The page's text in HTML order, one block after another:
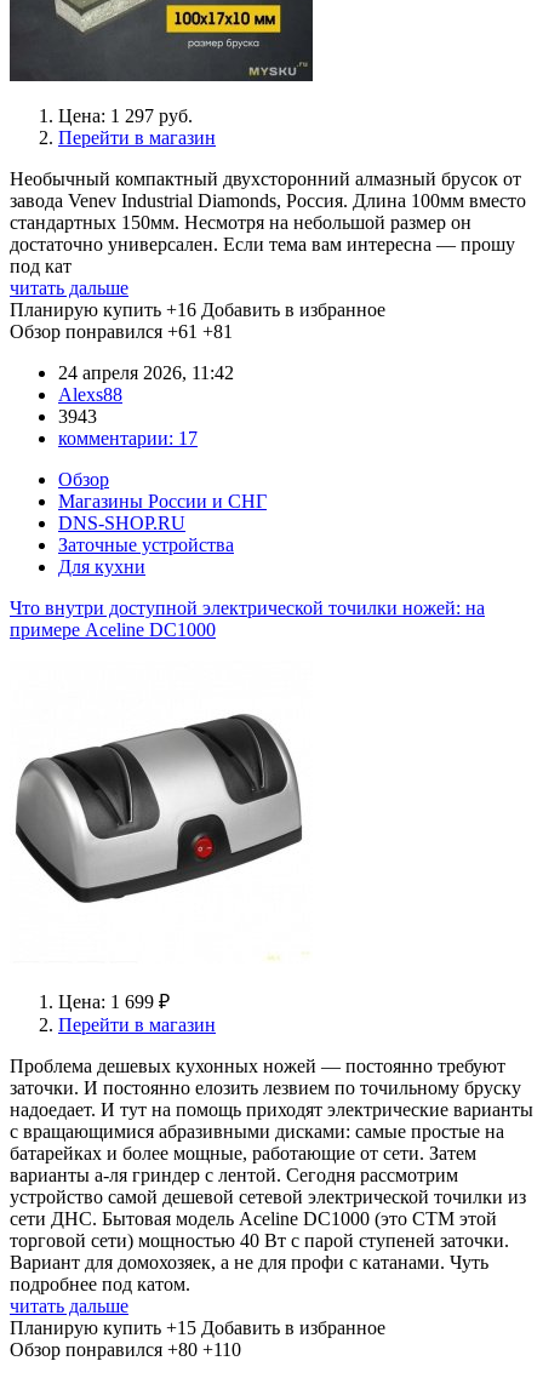
Цена: 1 297 руб.
Перейти в магазин
Необычный компактный двухсторонний алмазный брусок от
завода Venev Industrial Diamonds, Россия. Длина 100мм вместо
стандартных 150мм. Несмотря на небольшой размер он
достаточно универсален. Если тема вам интересна — прошу
под кат
читать дальше
Планирую купить +16 Добавить в избранное
Обзор понравился +61 +81
24 апреля 2026, 11:42
Alexs88
3943
комментарии: 17
Обзор
Магазины России и СНГ
DNS-SHOP.RU
Заточные устройства
Для кухни
Что внутри доступной электрической точилки ножей: на
примере Aceline DC1000
Цена: 1 699 ₽
Перейти в магазин
Проблема дешевых кухонных ножей — постоянно требуют
заточки. И постоянно елозить лезвием по точильному бруску
надоедает. И тут на помощь приходят электрические варианты
с вращающимися абразивными дисками: самые простые на
батарейках и более мощные, работающие от сети. Затем
варианты а-ля гриндер с лентой. Сегодня рассмотрим
устройство самой дешевой сетевой электрической точилки из
сети ДНС. Бытовая модель Aceline DC1000 (это СТМ этой
торговой сети) мощностью 40 Вт с парой ступеней заточки.
Вариант для домохозяек, а не для профи с катанами. Чуть
подробнее под катом.
читать дальше
Планирую купить +15 Добавить в избранное
Обзор понравился +80 +110